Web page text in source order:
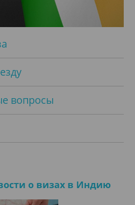
вопросы
о визах в Индию